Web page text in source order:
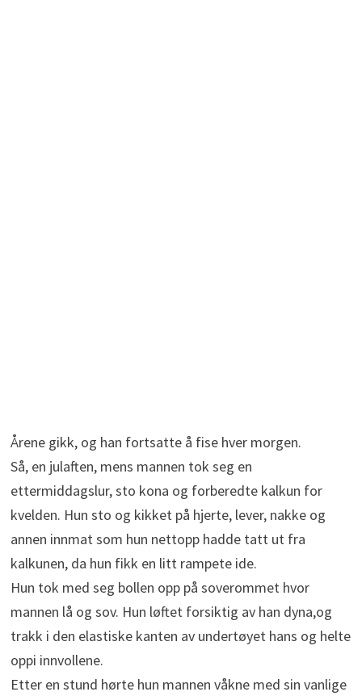
Årene gikk, og han fortsatte å fise hver morgen.
Så, en julaften, mens mannen tok seg en
ettermiddagslur, sto kona og forberedte kalkun for
kvelden. Hun sto og kikket på hjerte, lever, nakke og
annen innmat som hun nettopp hadde tatt ut fra
kalkunen, da hun fikk en litt rampete ide.
Hun tok med seg bollen opp på soverommet hvor
mannen lå og sov. Hun løftet forsiktig av han dyna,og
trakk i den elastiske kanten av undertøyet hans og helte
oppi innvollene.
Etter en stund hørte hun mannen våkne med sin vanlige